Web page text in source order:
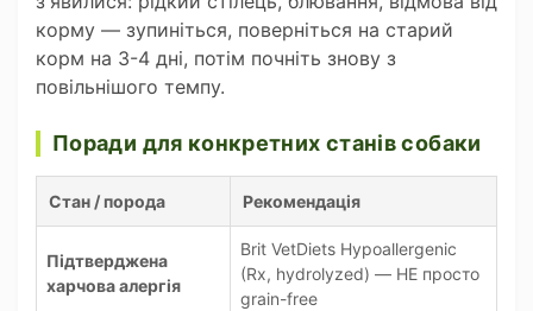
корму — зупиніться, поверніться на старий
корм на 3-4 дні, потім почніть знову з
повільнішого темпу.
Поради для конкретних станів собаки
Стан / порода Рекомендація
Підтверджена
харчова алергія
Brit VetDiets Hypoallergenic
(Rx, hydrolyzed) — НЕ просто
grain-free